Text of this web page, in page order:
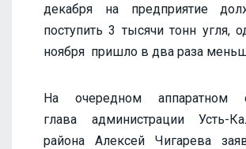
декабря на предприятие
поступить 3 тысячи тонн угля,
ноября пришло в два раза
На очередном аппаратном
глава администрации Усть-
района Алексей Чигарева